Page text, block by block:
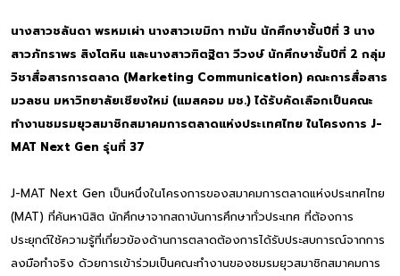
นางสาวชลันดา พรหมเผ่า นางสาวเขมิกา ทามัน นักศึกษาชั้นปีที่ 3 นาง
สาวภัทราพร สิงโตหิน และนางสาวฑิตฐิตา วีวงษ์ นักศึกษาชั้นปีที่ 2 กลุ่ม
วิชาสื่อสารการตลาด (Marketing Communication) คณะการสื่อสาร
มวลชน มหาวิทยาลัยเชียงใหม่ (แมสคอม มช.) ได้รับคัดเลือกเป็นคณะ
ทำงานชมรมยุวสมาชิกสมาคมการตลาดแห่งประเทศไทย ในโครงการ J-
MAT Next Gen รุ่นที่ 37
J-MAT Next Gen เป็นหนึ่งในโครงการของสมาคมการตลาดแห่งประเทศไทย
(MAT) ที่ค้นหานิสิต นักศึกษาจากสถาบันการศึกษาทั่วประเทศ ที่ต้องการ
ประยุกต์ใช้ความรู้ที่เกี่ยวข้องด้านการตลาดต้องการได้รับประสบการณ์จากการ
ลงมือทำจริง ด้วยการเข้าร่วมเป็นคณะทำงานของชมรมยุวสมาชิกสมาคมการ